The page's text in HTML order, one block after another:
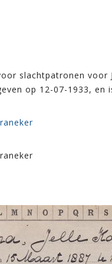
slachtpatronen
op 12-07-1933,